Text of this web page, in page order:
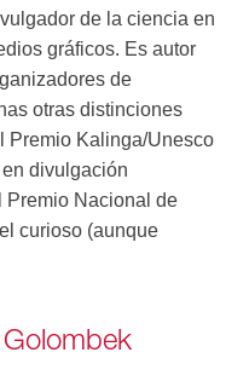
de la ciencia en
gráficos. Es autor
de
otras distinciones
Premio Kalinga/Unesco
divulgación
Premio Nacional de
curioso (aunque